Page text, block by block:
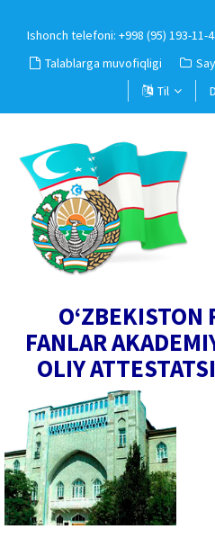
Ishonch telefoni: +998 (95) 193-11-
Talablarga muvofiqligi
Til
O‘ZBEKISTON
FANLAR
OLIY